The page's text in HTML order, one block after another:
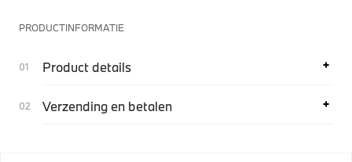
PRODUCTINFORMATIE
Product details
Verzending en betalen